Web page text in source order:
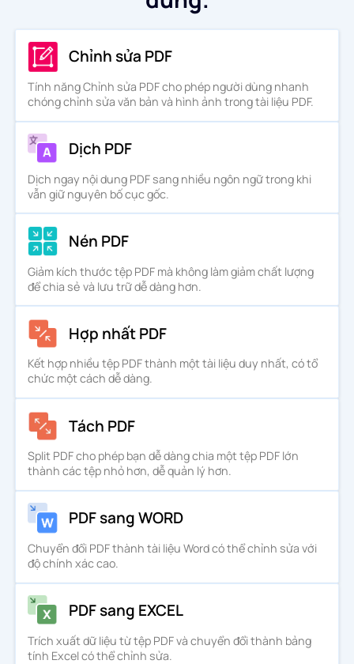
Chỉnh sửa PDF
Tính năng Chỉnh sửa PDF cho phép người dùng nhanh
chóng chỉnh sửa văn bản và hình ảnh trong tài liệu PDF.
Dịch PDF
Dịch ngay nội dung PDF sang nhiều ngôn ngữ trong khi
vẫn giữ nguyên bố cục gốc.
Nén PDF
Giảm kích thước tệp PDF mà không làm giảm chất lượng
để chia sẻ và lưu trữ dễ dàng hơn.
Hợp nhất PDF
Kết hợp nhiều tệp PDF thành một tài liệu duy nhất, có tổ
chức một cách dễ dàng.
Tách PDF
Split PDF cho phép bạn dễ dàng chia một tệp PDF lớn
thành các tệp nhỏ hơn, dễ quản lý hơn.
PDF sang WORD
Chuyển đổi PDF thành tài liệu Word có thể chỉnh sửa với
độ chính xác cao.
PDF sang EXCEL
Trích xuất dữ liệu từ tệp PDF và chuyển đổi thành bảng
tính Excel có thể chỉnh sửa.